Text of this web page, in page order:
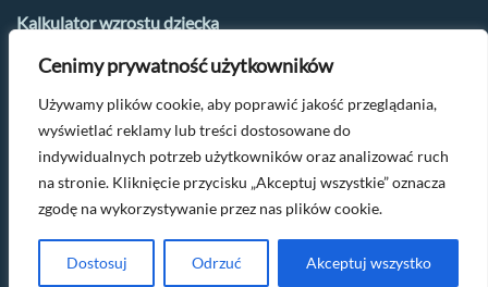
Cenimy prywatność użytkowników
Używamy plików cookie, aby poprawić jakość przeglądania,
wyświetlać reklamy lub treści dostosowane do
indywidualnych potrzeb użytkowników oraz analizować ruch
na stronie. Kliknięcie przycisku „Akceptuj wszystkie” oznacza
zgodę na wykorzystywanie przez nas plików cookie.
Dostosuj Odrzuć Akceptuj wszystko
Kalkulator wzrostu dziecka
Kalkulator płci dziecka
Kalkulator urlopu macierzyńskiego
Kalkulator dni płodnych i owulacji
Po więcej parentingowych tipów napisz na
kontakt@oczamimaluszka.pl